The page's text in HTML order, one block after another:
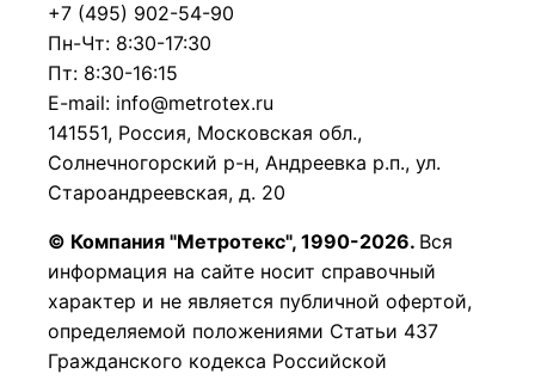
+7 (495) 902-54-90
Пн-Чт: 8:30-17:30
Пт: 8:30-16:15
E-mail: info@metrotex.ru
141551, Россия, Московская обл.,
Солнечногорский р-н, Андреевка р.п., ул.
Староандреевская, д. 20
© Компания "Метротекс", 1990-2026. Вся
информация на сайте носит справочный
характер и не является публичной офертой,
определяемой положениями Статьи 437
Гражданского кодекса Российской